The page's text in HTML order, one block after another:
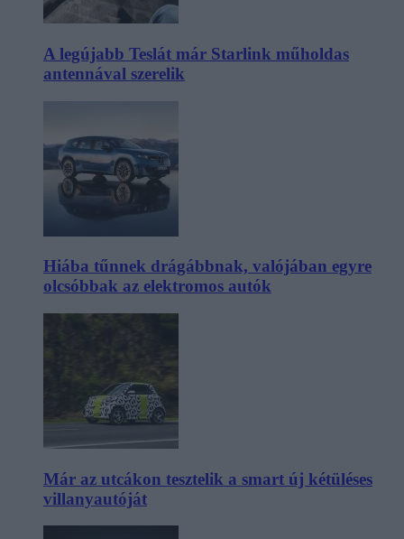
A legújabb Teslát már Starlink műholdas
antennával szerelik
Hiába tűnnek drágábbnak, valójában egyre
olcsóbbak az elektromos autók
Már az utcákon tesztelik a smart új kétüléses
villanyautóját